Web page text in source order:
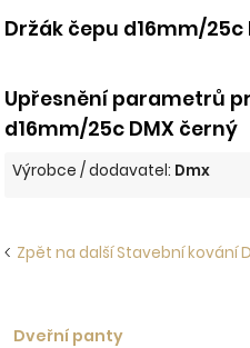
Držák čepu d16mm/25c
Upřesnění parametrů
d16mm/25c DMX černý
Výrobce / dodavatel: Dmx
Zpět na další Stavební kování
Dveřní panty